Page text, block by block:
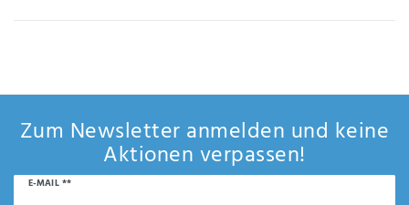
e
de
Zum Newsletter anmelden und keine
Aktionen verpassen!
E-MAIL **
Newsletter